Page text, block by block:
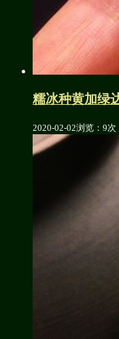
糯冰种黄加绿
2020-02-02浏览：9次